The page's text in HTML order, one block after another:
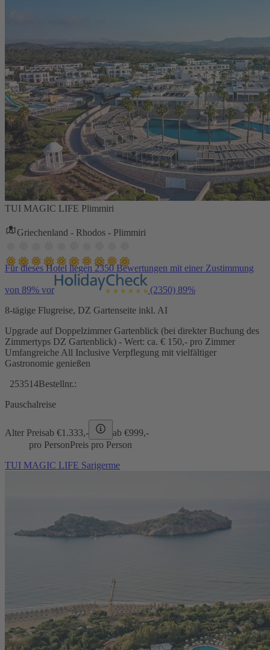
TUI MAGIC LIFE Plimmiri
Griechenland - Rhodos - Plimmiri
Für dieses Hotel liegen 2350 Bewertungen mit einer Zustimmung
von 89% vor (2350) 89%
8-tägige Flugreise, DZ Gartenseite inkl. AI
Upgrade auf Doppelzimmer Gartenblick (bei direkter Buchung des
Zimmertyps DZ Gartenblick) - Wert: ca. € 150,- pro Zimmer
Umfangreiche All Inclusive Verpflegung mit vielfältiger
Gastronomie genießen
253514Bestellnr.:
Pauschalreise
Alter Preisab €1.333,- ab €999,-
pro PersonPreis pro Person
TUI MAGIC LIFE Sarigerme